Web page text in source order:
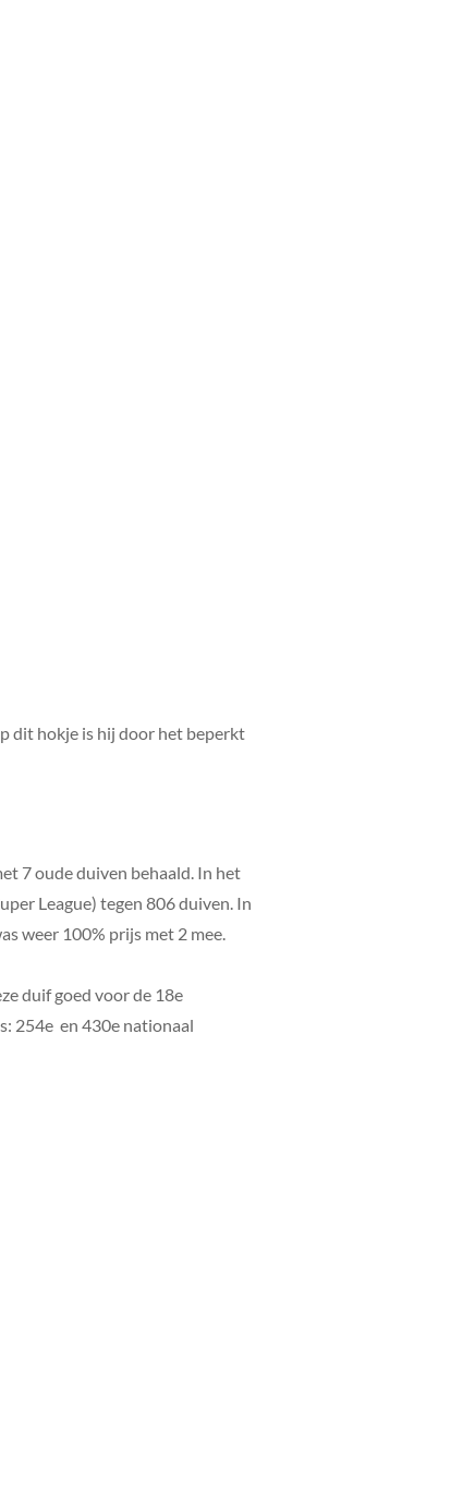
dit hokje is hij door het beperkt
7 oude duiven behaald. In het
League) tegen 806 duiven. In
weer 100% prijs met 2 mee.
duif goed voor de 18e
254e en 430e nationaal